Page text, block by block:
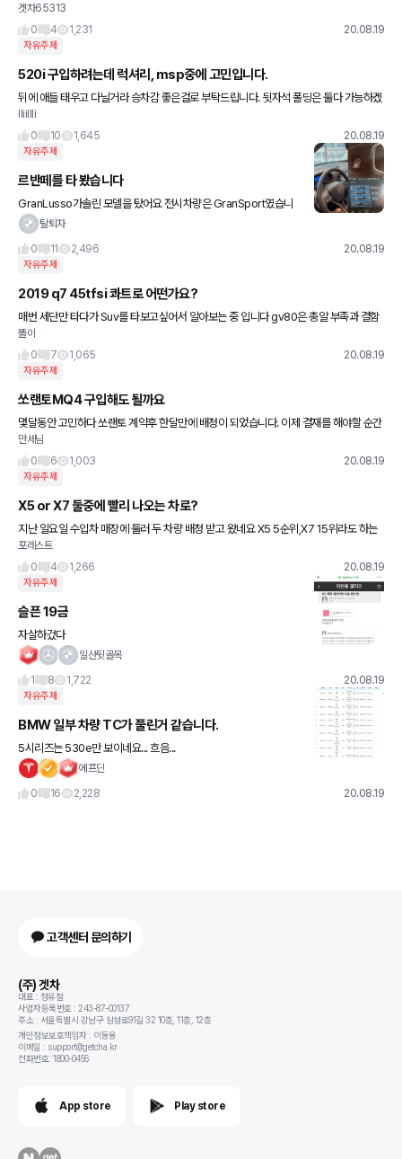
겟차65313
0
4 1,231 20.08.19
자유주제
520i 구입하려는데 럭셔리, msp중에 고민입니다.
뒤에 애들 태우고 다닐거라 승차감 좋은걸로 부탁드립니다. 뒷자석 폴딩은 둘다 가능하겠
죠? 렉서스 es300h서브카 있습니다. 럭셔리, msp중에 추천 부탁드려요.
lliillli
0
10 1,645 20.08.19
자유주제
르반떼를 타 봤습니다
GranLusso가솔린 모델을 탔어요 전시차량은 GranSport였습니
다. 모델간 3000만원 정도 차이나네요 ? 시승구간은 해운대에서 달
탈퇴자
0
11 2,496 20.08.19
자유주제
2019 q7 45tfsi 콰트로 어떤가요?
매번 세단만 타다가 Suv를 타보고싶어서 알아보는 중 입니다 gv80은 총알 부족과 결함
이 너무 많아보여 포기했구요 덩치가 커서 실내공간이 중요하다보니 사이즈가 큰 대형su
v를 보고있습니다 계속
똘이
0
7 1,065 20.08.19
자유주제
쏘랜토MQ4 구입해도 될까요
몇달동안 고민하다 쏘랜토 계약후 한달만에 배정이 되었습니다. 이제 결재를 해야할 순간
인데 몇몇sns로 통하여 결함 고질병 등이 많이 나타나고 있네요 멈춤 시동꺼짐 미션고장
엔진누유 엔진교체등 4
만세님
0
6 1,003 20.08.19
자유주제
X5 or X7 둘중에 빨리 나오는 차로?
지난 일요일 수입차 매장에 둘러 두 차량 배정 받고 왔네요 X5 5순위,X7 15위라도 하는
데 딜러사 순위인가요? 비엠코리아 전체 순위를 의미 하나요? 계약서도 아무것도 없고 차
량 계약금 50만원만
포레스트
0
4 1,266 20.08.19
자유주제
슬픈 19금
자살하겄다
일산뒷골목
1
8 1,722 20.08.19
자유주제
BMW 일부 차량 TC가 풀린거 같습니다.
5시리즈는 530e만 보이네요... 흐음...
에프딘
0
16 2,228 20.08.19
고객센터 문의하기
(주) 겟차
대표 : 정유철
사업자등록번호 : 243-87-00137
주소 : 서울특별시 강남구 삼성로91길 32 10층, 11층, 12층
개인정보보호책임자 : 이동용
이메일 : support@getcha.kr
전화번호: 1800-0456
App store Play store